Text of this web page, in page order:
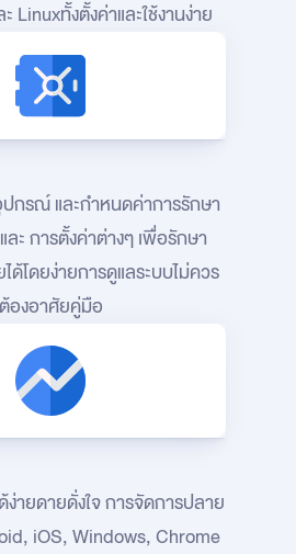
Linuxทั้งตั้งค่าและใช้งานง่าย
กรณ์ และกำหนดค่าการรักษา
และ การตั้งค่าต่างๆ เพื่อรักษา
ด้โดยง่ายการดูแลระบบไม่ควร
ต้องอาศัยคู่มือ
ง่ายดายดั่งใจ การจัดการปลาย
iOS, Windows, Chrome